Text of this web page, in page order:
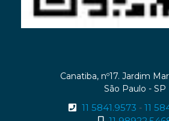
Canatiba, nº17. Jardim
São Paulo - SP
11 5841.9573 - 11